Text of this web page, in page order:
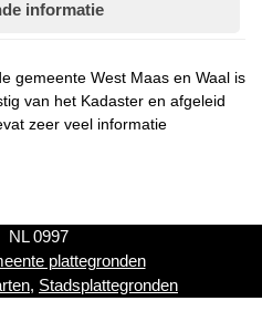
informatie
gemeente West Maas en Waal is
van het Kadaster en afgeleid
zeer veel informatie
NL 0997
plattegronden
, Stadsplattegronden